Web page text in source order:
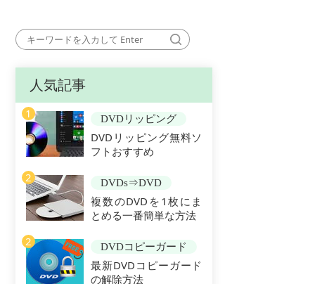
人気記事
1 DVDリッピング
DVDリッピング無料ソ
フトおすすめ
2
DVDs⇒DVD
複数のDVDを1枚にま
とめる一番簡単な方法
2
DVDコピーガード
最新DVDコピーガード
の解除方法